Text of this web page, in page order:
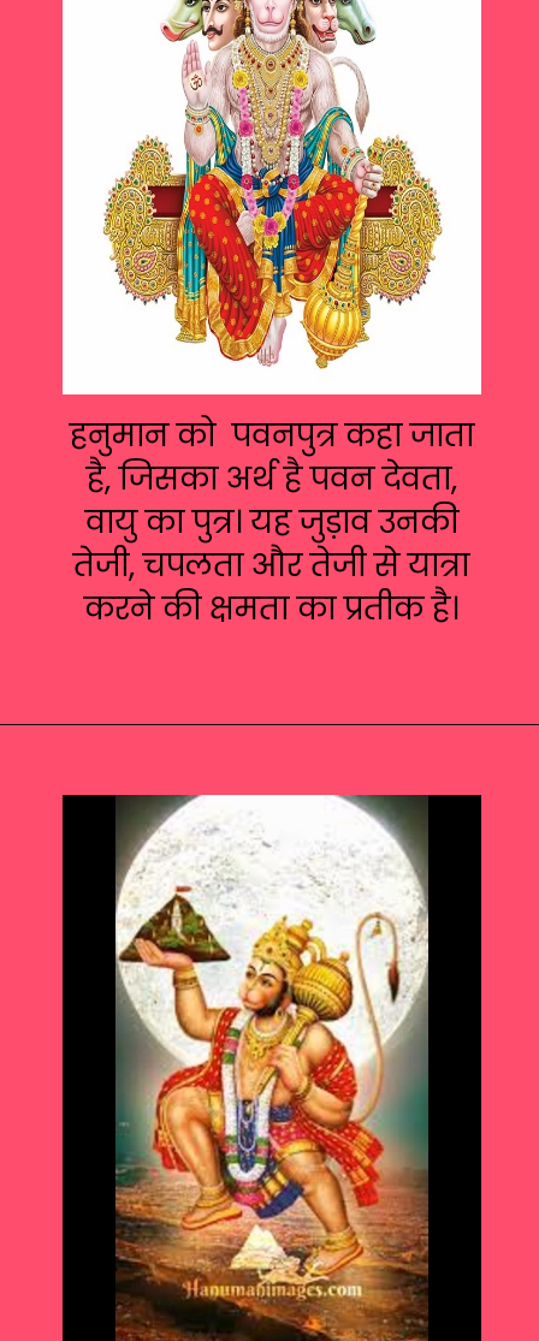
हनुमान को पवनपुत्र कहा जाता
है, जिसका अर्थ है पवन देवता,
वायु का पुत्र। यह जुड़ाव उनकी
तेजी, चपलता और तेजी से यात्रा
करने की क्षमता का प्रतीक है।